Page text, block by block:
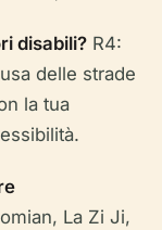
disabili? R4:
delle strade
la tua
La Zi Ji,